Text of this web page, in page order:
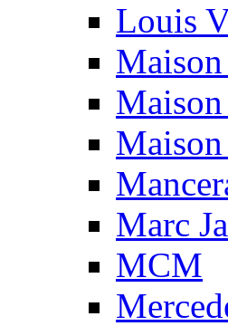
Louis
Marc
MCM